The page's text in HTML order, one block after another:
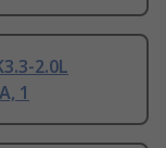
2.0L
1